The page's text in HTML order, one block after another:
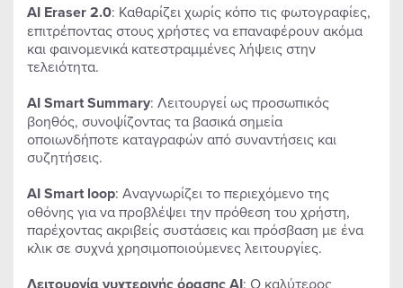
AI Eraser 2.0: Καθαρίζει χωρίς κόπο τις φωτογραφίες,
επιτρέποντας στους χρήστες να επαναφέρουν ακόμα
και φαινομενικά κατεστραμμένες λήψεις στην
τελειότητα.
AISmartSummary: Λειτουργεί ως προσωπικός
βοηθός, συνοψίζοντας τα βασικά σημεία
οποιωνδήποτε καταγραφών από συναντήσεις και
συζητήσεις.
AISmart loop: Αναγνωρίζει το περιεχόμενο της
οθόνης για να προβλέψει την πρόθεση του χρήστη,
παρέχοντας ακριβείς συστάσεις και πρόσβαση με ένα
κλικ σε συχνά χρησιμοποιούμενες λειτουργίες.
: Ο καλύτερος